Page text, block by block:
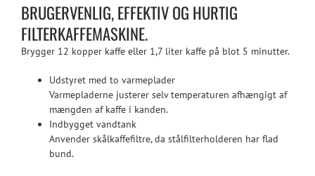
BRUGERVENLIG, EFFEKTIV OG HURTIG
FILTERKAFFEMASKINE.
Brygger 12 kopper kaffe eller 1,7 liter kaffe på blot 5 minutter.
Udstyret med to varmeplader
Varmepladerne justerer selv temperaturen afhængigt af
mængden af kaffe i kanden.
Indbygget vandtank
Anvender skålkaffefiltre, da stålfilterholderen har flad
bund.